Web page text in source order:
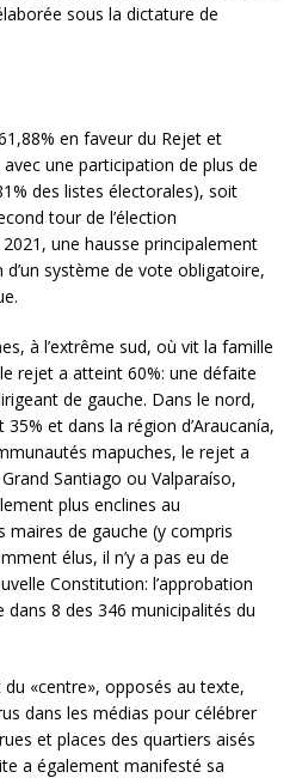
sous la dictature de
en faveur du Rejet et
une participation de plus de
des listes électorales), soit
tour de l’élection
une hausse principalement
d’un système de vote obligatoire,
à l’extrême sud, où vit la famille
rejet a atteint 60%: une défaite
de gauche. Dans le nord,
35% et dans la région d’Araucanía,
mapuches, le rejet a
Santiago ou Valparaíso,
plus enclines au
maires de gauche (y compris
élus, il n’y a pas eu de
Constitution: l’approbation
dans 8 des 346 municipalités du
«centre», opposés au texte,
dans les médias pour célébrer
et places des quartiers aisés
a également manifesté sa